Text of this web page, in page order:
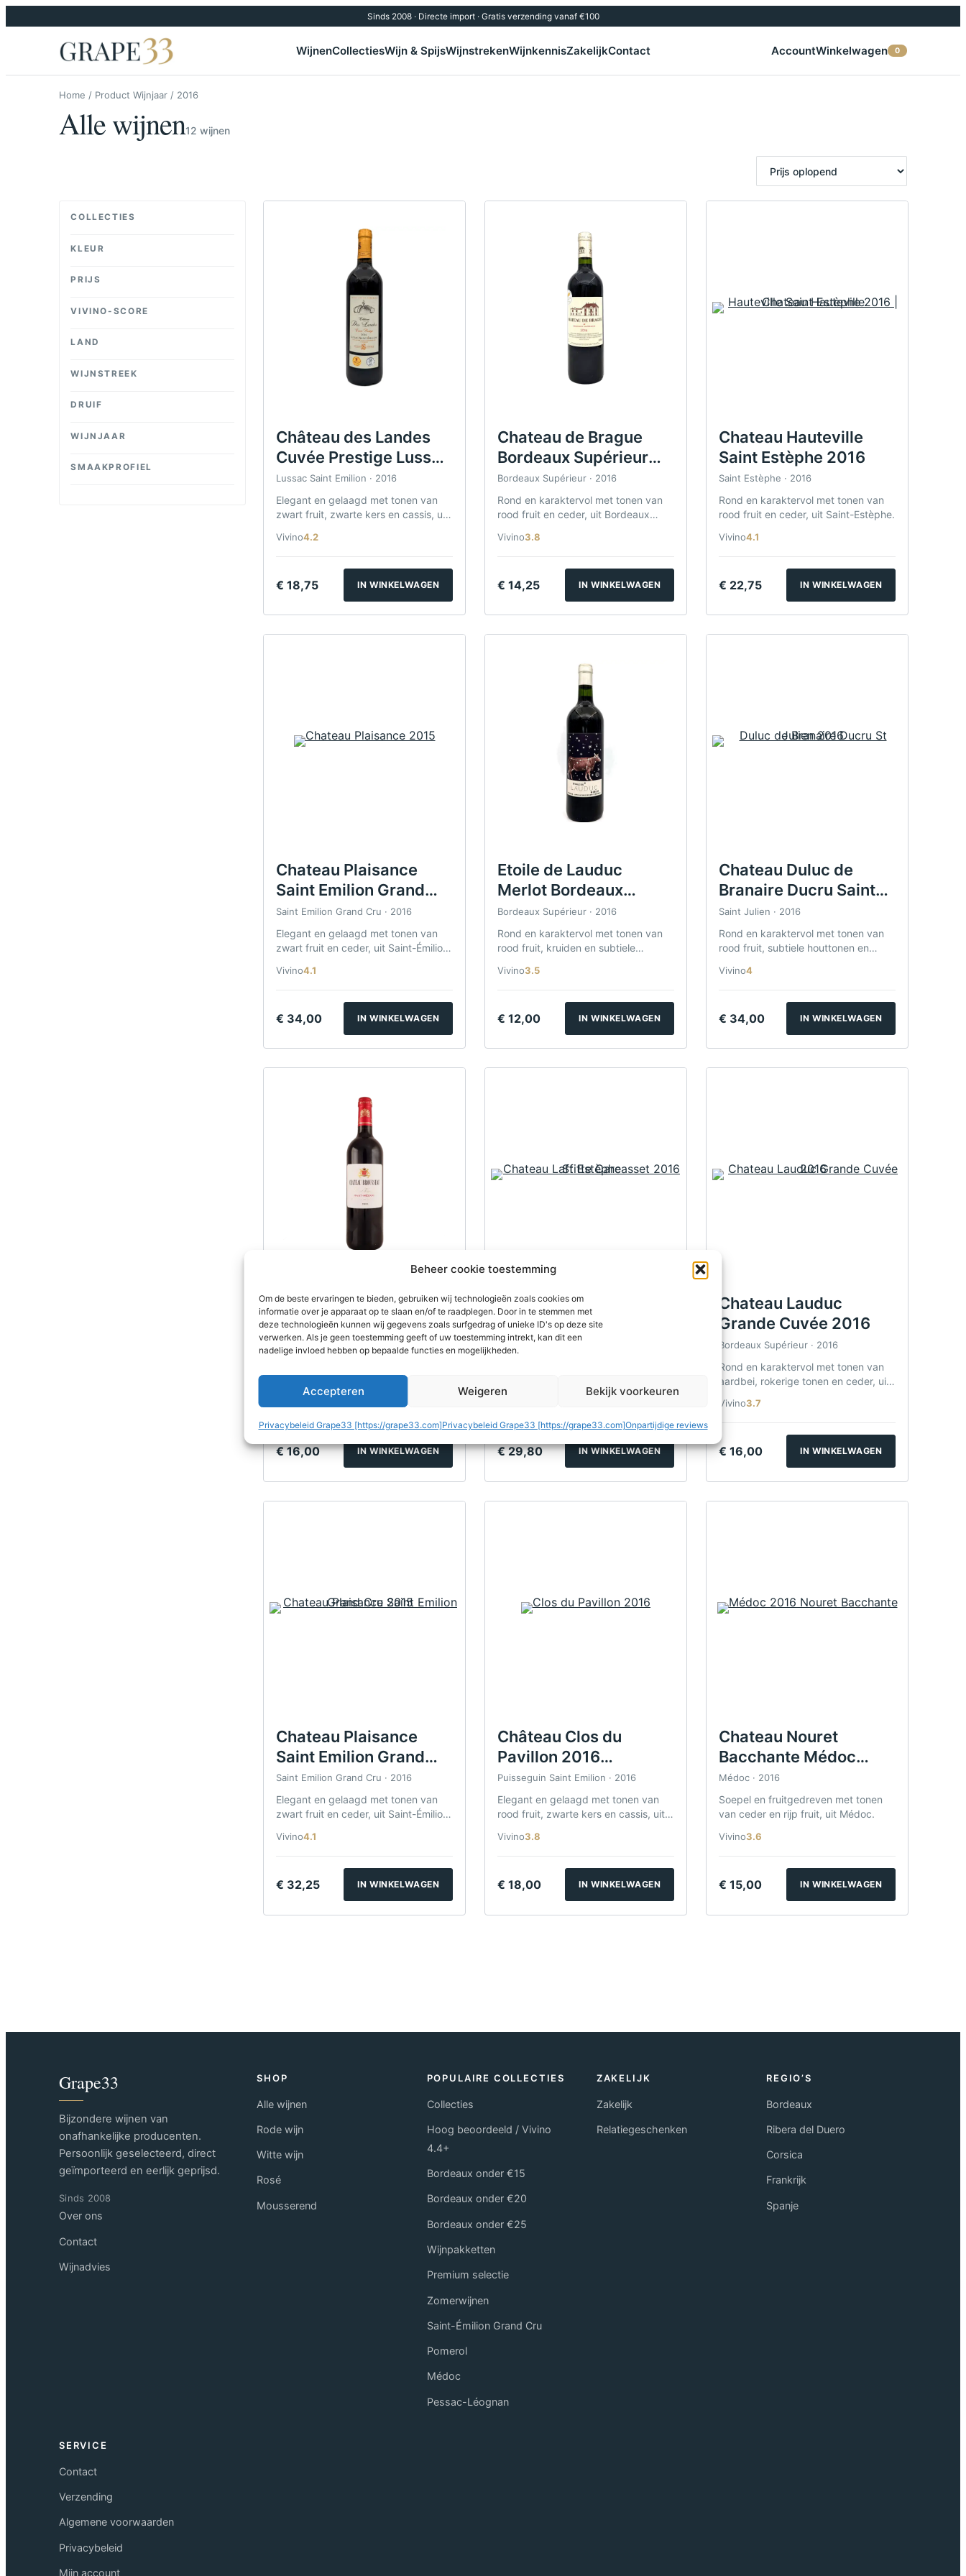
Beheer cookie toestemming
Om de beste ervaringen te bieden, gebruiken wij technologieën zoals cookies om
informatie over je apparaat op te slaan en/of te raadplegen. Door in te stemmen met
deze technologieën kunnen wij gegevens zoals surfgedrag of unieke ID's op deze site
verwerken. Als je geen toestemming geeft of uw toestemming intrekt, kan dit een
nadelige invloed hebben op bepaalde functies en mogelijkheden.
Accepteren Weigeren Bekijk voorkeuren
Privacybeleid Grape33 [https://grape33.com]Privacybeleid Grape33 [https://grape33.com]Onpartijdige reviews
Sinds 2008 · Directe import · Gratis verzending vanaf €100
WijnenCollectiesWijn & SpijsWijnstrekenWijnkennisZakelijkContact AccountWinkelwagen 0
Home / Product Wijnjaar / 2016
Alle wijnen12 wijnen
COLLECTIES
KLEUR
PRIJS
VIVINO-SCORE
LAND
WIJNSTREEK
DRUIF
WIJNJAAR
SMAAKPROFIEL
Château des Landes
Cuvée Prestige Lussac
Saint-Émilion 2016
Lussac Saint Emilion · 2016
Elegant en gelaagd met tonen van
zwart fruit, zwarte kers en cassis, uit
Vivino4.2
€ 18,75 IN WINKELWAGEN
Chateau de Brague
Bordeaux Supérieur
2016
Bordeaux Supérieur · 2016
Rond en karaktervol met tonen van
rood fruit en ceder, uit Bordeaux
Vivino3.8
€ 14,25 IN WINKELWAGEN
Chateau Hauteville
Saint Estèphe 2016
Saint Estèphe · 2016
Rond en karaktervol met tonen van
rood fruit en ceder, uit Saint-Estèphe.
Vivino4.1
€ 22,75 IN WINKELWAGEN
Chateau Plaisance
Saint Emilion Grand
Cru 2016
Saint Emilion Grand Cru · 2016
Elegant en gelaagd met tonen van
zwart fruit en ceder, uit Saint-Émilion
Vivino4.1
€ 34,00 IN WINKELWAGEN
Etoile de Lauduc
Merlot Bordeaux
Supérieur 2016
Bordeaux Supérieur · 2016
Rond en karaktervol met tonen van
rood fruit, kruiden en subtiele
Vivino3.5
€ 12,00 IN WINKELWAGEN
Chateau Duluc de
Branaire Ducru Saint
Julien 2016
Saint Julien · 2016
Rond en karaktervol met tonen van
rood fruit, subtiele houttonen en
Vivino4
€ 34,00 IN WINKELWAGEN
Chateau Brousseau
Haut Vignoble Haut-
Médoc 2016
Haut Médoc · 2016
rood fruit, ceder en peper, uit Haut-
Médoc.
€16,00 IN WINKELWAGEN
Chateau Laffitte
Carcasset St Estèphe
2016
Saint Estèphe · 2016
ceder, uit Saint-Estèphe.
€29,80 IN WINKELWAGEN
Chateau Lauduc
Grande Cuvée 2016
Bordeaux Supérieur · 2016
Rond en karaktervol met tonen van
aardbei, rokerige tonen en ceder, uit
Vivino3.7
€ 16,00 IN WINKELWAGEN
Chateau Plaisance
Saint Emilion Grand
Cru 2015
Saint Emilion Grand Cru · 2016
Elegant en gelaagd met tonen van
zwart fruit en ceder, uit Saint-Émilion
Vivino4.1
€ 32,25 IN WINKELWAGEN
Château Clos du
Pavillon 2016
Puisseguin Saint
Emilion
Puisseguin Saint Emilion · 2016
Elegant en gelaagd met tonen van
rood fruit, zwarte kers en cassis, uit
Vivino3.8
€ 18,00 IN WINKELWAGEN
Chateau Nouret
Bacchante Médoc
2016
Médoc · 2016
Soepel en fruitgedreven met tonen
van ceder en rijp fruit, uit Médoc.
Vivino3.6
€ 15,00 IN WINKELWAGEN
Grape33
Bijzondere wijnen van
onafhankelijke producenten.
Persoonlijk geselecteerd, direct
geïmporteerd en eerlijk geprijsd.
Sinds 2008
Over ons
Contact
Wijnadvies
SHOP
Alle wijnen
Rode wijn
Witte wijn
Rosé
Mousserend
POPULAIRE COLLECTIES
Collecties
Hoog beoordeeld / Vivino
4.4+
Bordeaux onder €15
Bordeaux onder €20
Bordeaux onder €25
Wijnpakketten
Premium selectie
Zomerwijnen
Saint-Émilion Grand Cru
Pomerol
Médoc
Pessac-Léognan
ZAKELIJK
Zakelijk
Relatiegeschenken
REGIO’S
Bordeaux
Ribera del Duero
Corsica
Frankrijk
Spanje
SERVICE
Contact
Verzending
Algemene voorwaarden
Privacybeleid
Mijn account